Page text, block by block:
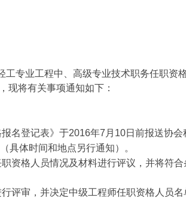
专业工程中、高级专业技术职务任职资
现将有关事项通知如下：
名登记表》于2016年7 月 10日前报送协会
具体时间和地点另行通知）。
资格人员情况及材料进行评议，并将符
评审，并决定中级工程师任职资格人员名